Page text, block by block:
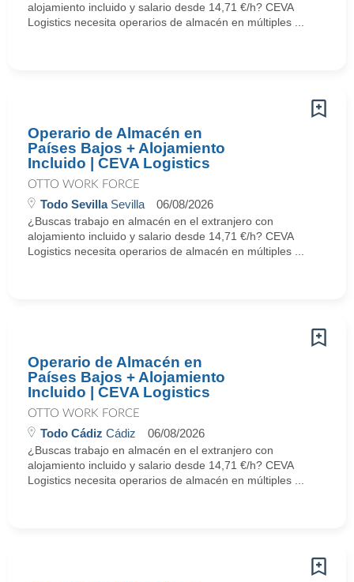
alojamiento incluido y salario desde 14,71 €/h? CEVA
Logistics necesita operarios de almacén en múltiples ...
Operario de Almacén en
Países Bajos + Alojamiento
Incluido | CEVA Logistics
OTTO WORK FORCE
Todo SevillaSevilla 06/08/2026
¿Buscas trabajo en almacén en el extranjero con
alojamiento incluido y salario desde 14,71 €/h? CEVA
Logistics necesita operarios de almacén en múltiples ...
Operario de Almacén en
Países Bajos + Alojamiento
Incluido | CEVA Logistics
OTTO WORK FORCE
Todo Cádiz Cádiz 06/08/2026
¿Buscas trabajo en almacén en el extranjero con
alojamiento incluido y salario desde 14,71 €/h? CEVA
Logistics necesita operarios de almacén en múltiples ...